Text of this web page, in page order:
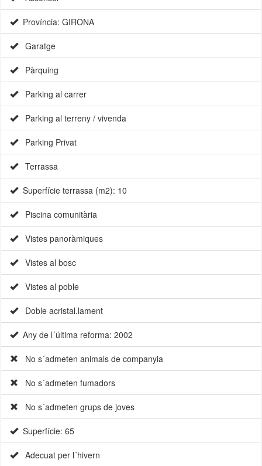
Província: GIRONA
Garatge
Pàrquing
Parking al carrer
Parking al terreny / vivenda
Parking Privat
Terrassa
Superfície terrassa (m2): 10
Piscina comunitària
Vistes panoràmiques
Vistes al bosc
Vistes al poble
Doble acristal.lament
Any de l´última reforma: 2002
No s´admeten animals de companyia
No s´admeten fumadors
No s´admeten grups de joves
Superfície: 65
Adecuat per l´hivern